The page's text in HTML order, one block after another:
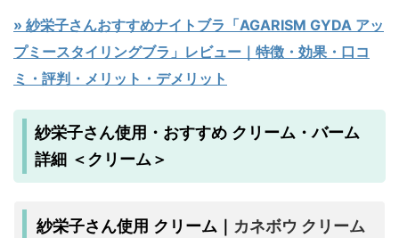
» 紗栄子さんおすすめナイトブラ「AGARISM GYDA アッ
プミースタイリングブラ」レビュー｜特徴・効果・口コ
ミ・評判・メリット・デメリット
紗栄子さん使用・おすすめ クリーム・バーム
詳細 ＜クリーム＞
紗栄子さん使用 クリーム｜ カネボウ クリーム